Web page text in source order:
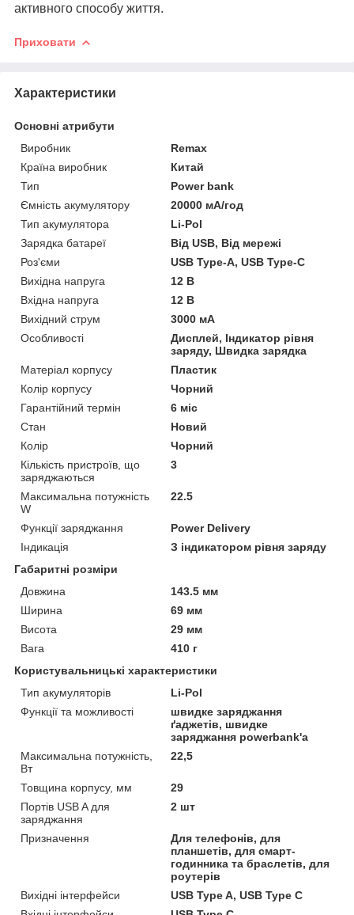
активного способу життя.
Приховати
Характеристики
Основні атрибути
Виробник
Remax
Країна виробник
Китай
Тип
Power bank
Ємність акумулятору
20000 мА/год
Тип акумулятора
Li-Pol
Зарядка батареї
Від USB, Від мережі
Роз'єми
USB Type-A, USB Type-C
Вихідна напруга
12 В
Вхідна напруга
12 В
Вихідний струм
3000 мА
Особливості
Дисплей, Індикатор рівня
заряду, Швидка зарядка
Матеріал корпусу
Пластик
Колір корпусу
Чорний
Гарантійний термін
6 міс
Стан
Новий
Колір
Чорний
Кількість пристроїв, що
заряджаються
3
Максимальна потужність
W
22.5
Функції заряджання
Power Delivery
Індикація
З індикатором рівня заряду
Габаритні розміри
Довжина
143.5 мм
Ширина
69 мм
Висота
29 мм
Вага
410 г
Користувальницькі характеристики
Тип акумуляторів
Li-Pol
Функції та можливості
швидке заряджання
ґаджетів, швидке
заряджання powerbank'а
Максимальна потужність,
Вт
22,5
Товщина корпусу, мм
29
Портів USB A для
заряджання
2 шт
Призначення
Для телефонів, для
планшетів, для смарт-
годинника та браслетів, для
роутерів
Вихідні інтерфейси
USB Type A, USB Type C